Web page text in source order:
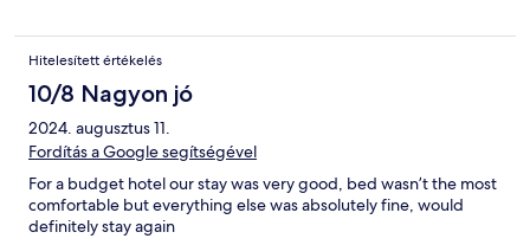
Hitelesített értékelés
10/8 Nagyon jó
2024. augusztus 11.
Fordítás a Google segítségével
For a budget hotel our stay was very good, bed wasn’t the most
comfortable but everything else was absolutely fine, would
definitely stay again